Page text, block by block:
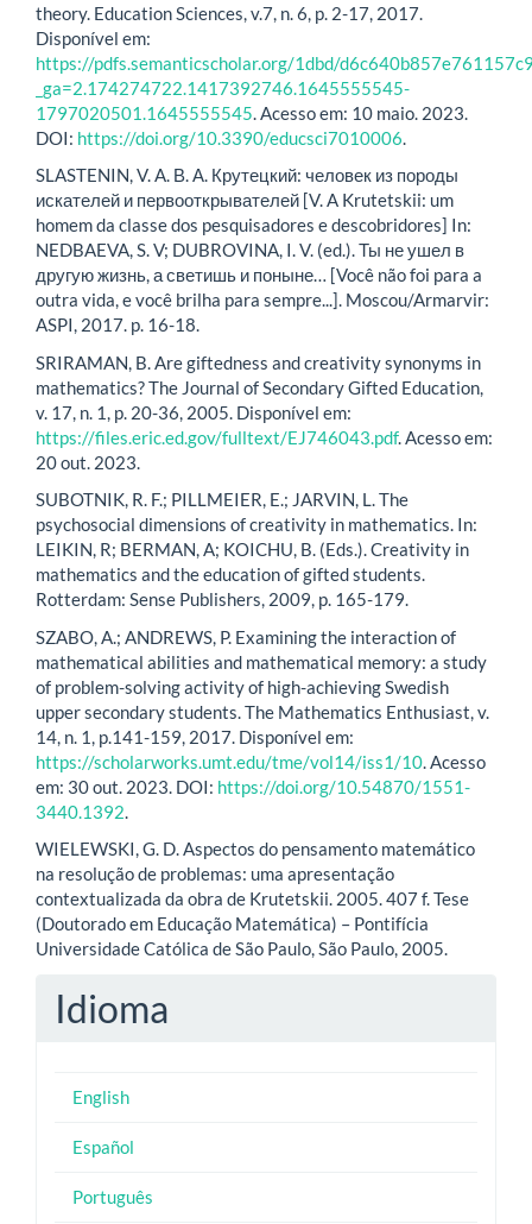
theory. Education Sciences, v.7, n. 6, p. 2-17, 2017.
Disponível em:
https://pdfs.semanticscholar.org/1dbd/
_ga=2.174274722.1417392746.1645555545-
1797020501.1645555545. Acesso em: 10 maio. 2023.
DOI: https://doi.org/10.3390/educsci7010006.
SLASTENIN, V. A. В. А. Крутецкий: человек из породы
искателей и первооткрывателей [V. A Krutetskii: um
homem da classe dos pesquisadores e descobridores] In:
NEDBAEVA, S. V; DUBROVINA, I. V. (ed.). Ты не ушел в
другую жизнь, а светишь и поныне… [Você não foi para a
outra vida, e você brilha para sempre...]. Moscou/Armarvir:
ASPI, 2017. p. 16-18.
SRIRAMAN, B. Are giftedness and creativity synonyms in
mathematics? The Journal of Secondary Gifted Education,
v. 17, n. 1, p. 20-36, 2005. Disponível em:
https://files.eric.ed.gov/fulltext/EJ746043.pdf. Acesso em:
20 out. 2023.
SUBOTNIK, R. F.; PILLMEIER, E.; JARVIN, L. The
psychosocial dimensions of creativity in mathematics. In:
LEIKIN, R; BERMAN, A; KOICHU, B. (Eds.). Creativity in
mathematics and the education of gifted students.
Rotterdam: Sense Publishers, 2009, p. 165-179.
SZABO, A.; ANDREWS, P. Examining the interaction of
mathematical abilities and mathematical memory: a study
of problem-solving activity of high-achieving Swedish
upper secondary students. The Mathematics Enthusiast, v.
14, n. 1, p.141-159, 2017. Disponível em:
https://scholarworks.umt.edu/tme/vol14/iss1/10. Acesso
em: 30 out. 2023. DOI: https://doi.org/10.54870/1551-
3440.1392.
WIELEWSKI, G. D. Aspectos do pensamento matemático
na resolução de problemas: uma apresentação
contextualizada da obra de Krutetskii. 2005. 407 f. Tese
(Doutorado em Educação Matemática) – Pontifícia
Universidade Católica de São Paulo, São Paulo, 2005.
Idioma
English
Español
Português